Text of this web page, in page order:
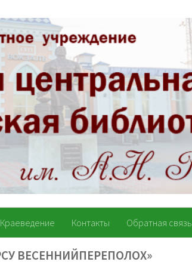
Краеведение Контакты Обратная связь
ВЕСЕННИЙПЕРЕПОЛОХ»